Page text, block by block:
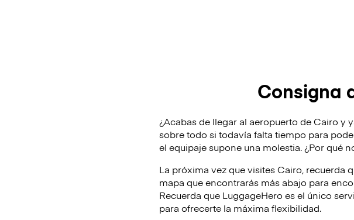
Consigna
¿Acabas de llegar al aeropuerto de Cairo y
sobre todo si todavía falta tiempo para
el equipaje supone una molestia. ¿Por qué
La próxima vez que visites Cairo, recuerda
mapa que encontrarás más abajo para
Recuerda que LuggageHero es el único
para ofrecerte la máxima flexibilidad.